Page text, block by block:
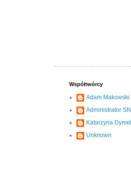
Współtwórcy
Adam Makowski
Administrator
Katarzyna
Unknown